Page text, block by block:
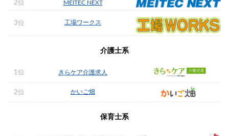
2位 MEITEC NEXT
3位 工場ワークス
介護士系
1位 きらケア介護求人
2位 かいご畑
保育士系